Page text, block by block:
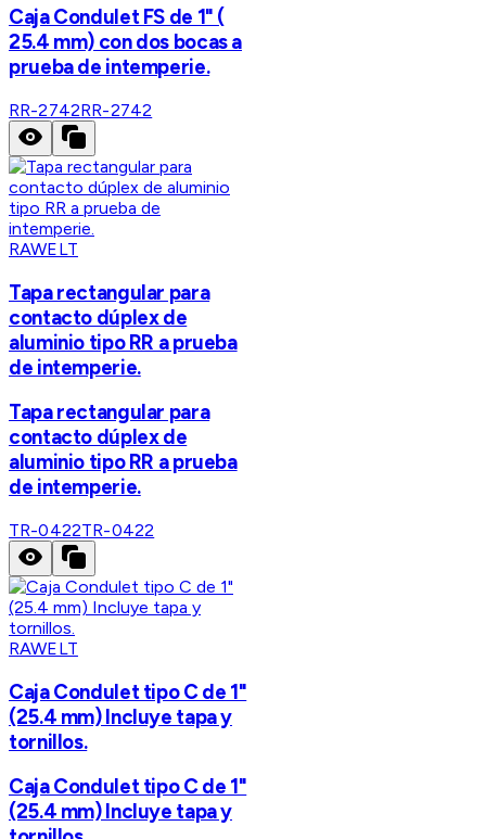
Caja Condulet FS de 1" (
25.4 mm) con dos bocas a
prueba de intemperie.
RR-2742RR-2742
RAWELT
Tapa rectangular para
contacto dúplex de
aluminio tipo RR a prueba
de intemperie.
Tapa rectangular para
contacto dúplex de
aluminio tipo RR a prueba
de intemperie.
TR-0422TR-0422
RAWELT
Caja Condulet tipo C de 1"
(25.4 mm) Incluye tapa y
tornillos.
Caja Condulet tipo C de 1"
(25.4 mm) Incluye tapa y